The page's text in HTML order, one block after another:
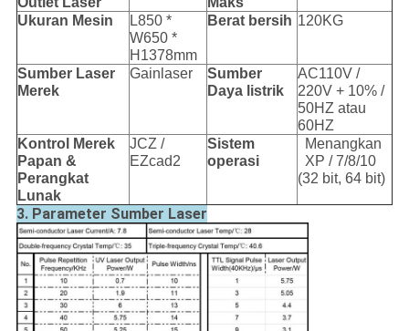
Ukuran Mesin
L850 *
W650 *
H1378mm
Berat bersih 120KG
Sumber Laser
Merek
Gainlaser
Sumber
Daya listrik
AC110V /
220V + 10% /
50HZ atau
60HZ
Kontrol
Merek
Papan &
Perangkat
Lunak
JCZ /
EZcad2
Sistem
operasi
Menangkan
XP / 7/8/10
(32 bit, 64 bit)
3. Parameter Sumber Laser